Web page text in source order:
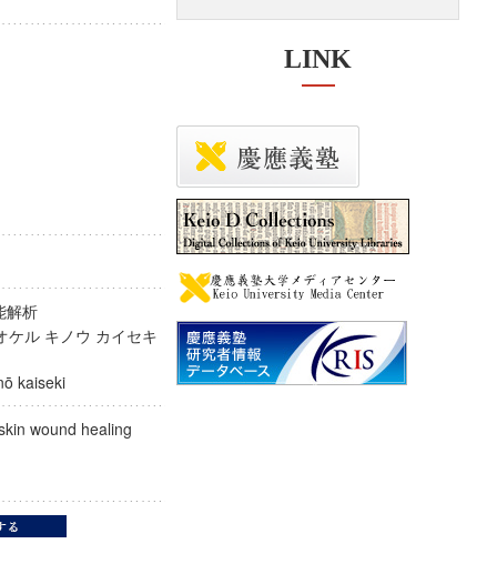
解析
ケル キノウ カイセキ
kaiseki
wound healing
LINK